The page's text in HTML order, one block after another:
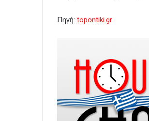
Πηγή: topontiki.gr